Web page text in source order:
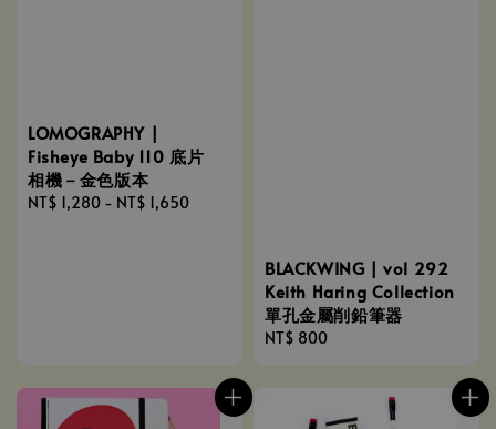
LOMOGRAPHY |
Fisheye Baby 110 底片
相機－金色版本
Regular
NT$ 1,280 - NT$ 1,650
BLACKWING | vol 292
Keith Haring Collection
單孔金屬削鉛筆器
Regular
NT$ 800